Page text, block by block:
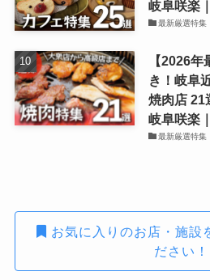
岐阜咲楽
最新厳選特集
【2026
き！岐阜
焼肉店 21
岐阜咲楽
最新厳選特集
お気に入りのお店・施設
ださい！